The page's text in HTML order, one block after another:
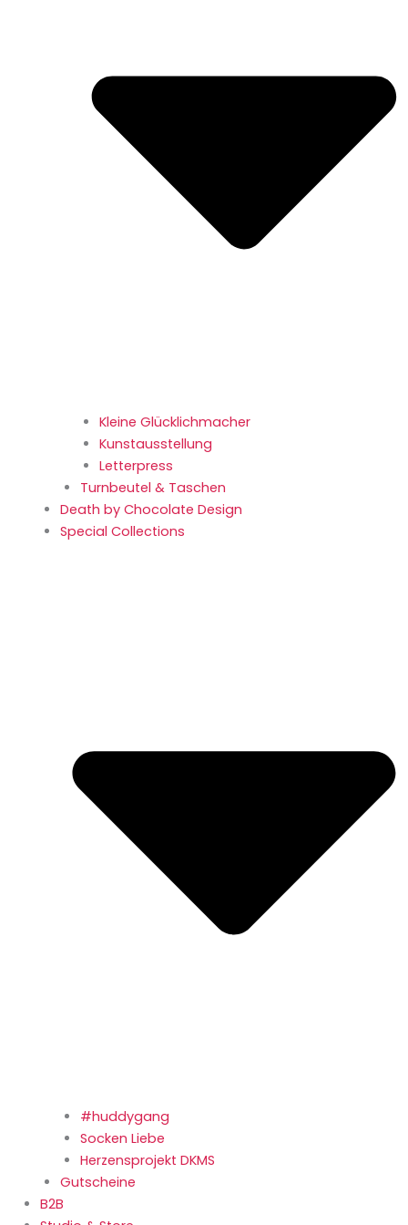
Kleine Glücklich­macher
Kunstaus­stellung
Letterpress
Turnbeutel & Taschen
Death by Chocolate Design
Special Collections
#huddygang
Socken Liebe
Herzensprojekt DKMS
Gutscheine
B2B